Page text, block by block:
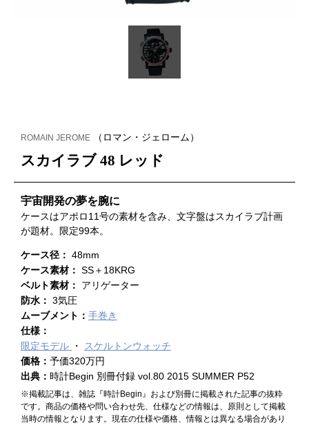
ROMAIN JEROME （ロマン・ジェローム）
スカイラブ 48 レッド
宇宙開発の夢を腕に
ケースはアポロ11号の素材を含み、文字盤はスカイラブ計画
が題材。限定99本。
ケース径： 48mm
ケース素材： SS＋18KRG
ベルト素材： アリゲーター
防水： 3気圧
ムーブメント： 手巻き
仕様：
限定モデル
スケルトンウォッチ
価格： 予価320万円
出典： 時計Begin 別冊付録 vol.80 2015 SUMMER P52
※掲載記事は、雑誌『時計Begin』および別冊に掲載された記事の抜粋
です。商品の価格や問い合わせ先、仕様などの情報は、原則として掲載
当時の情報となります。現在の仕様や価格、情報とは異なる場合があり